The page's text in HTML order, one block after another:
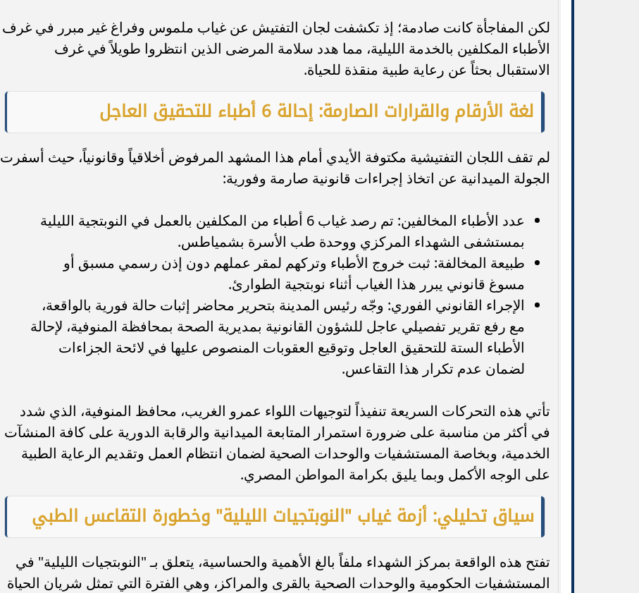
لكن المفاجأة كانت صادمة؛ إذ تكشفت لجان التفتيش عن غياب ملموس وفراغ غير مبرر في غرف
الأطباء المكلفين بالخدمة الليلية، مما هدد سلامة المرضى الذين انتظروا طويلاً في غرف
الاستقبال بحثاً عن رعاية طبية منقذة للحياة.
لغة الأرقام والقرارات الصارمة: إحالة 6 أطباء للتحقيق العاجل
لم تقف اللجان التفتيشية مكتوفة الأيدي أمام هذا المشهد المرفوض أخلاقياً وقانونياً، حيث أسفرت
الجولة الميدانية عن اتخاذ إجراءات قانونية صارمة وفورية:
عدد الأطباء المخالفين: تم رصد غياب 6 أطباء من المكلفين بالعمل في النوبتجية الليلية
بمستشفى الشهداء المركزي ووحدة طب الأسرة بشمياطس.
طبيعة المخالفة: ثبت خروج الأطباء وتركهم لمقر عملهم دون إذن رسمي مسبق أو
مسوغ قانوني يبرر هذا الغياب أثناء نوبتجية الطوارئ.
الإجراء القانوني الفوري: وجّه رئيس المدينة بتحرير محاضر إثبات حالة فورية بالواقعة،
مع رفع تقرير تفصيلي عاجل للشؤون القانونية بمديرية الصحة بمحافظة المنوفية، لإحالة
الأطباء الستة للتحقيق العاجل وتوقيع العقوبات المنصوص عليها في لائحة الجزاءات
لضمان عدم تكرار هذا التقاعس.
تأتي هذه التحركات السريعة تنفيذاً لتوجيهات اللواء عمرو الغريب، محافظ المنوفية، الذي شدد
في أكثر من مناسبة على ضرورة استمرار المتابعة الميدانية والرقابة الدورية على كافة المنشآت
الخدمية، وبخاصة المستشفيات والوحدات الصحية لضمان انتظام العمل وتقديم الرعاية الطبية
على الوجه الأكمل وبما يليق بكرامة المواطن المصري.
سياق تحليلي: أزمة غياب "النوبتجيات الليلية" وخطورة التقاعس الطبي
تفتح هذه الواقعة بمركز الشهداء ملفاً بالغ الأهمية والحساسية، يتعلق بـ "النوبتجيات الليلية" في
المستشفيات الحكومية والوحدات الصحية بالقرى والمراكز، وهي الفترة التي تمثل شريان الحياة